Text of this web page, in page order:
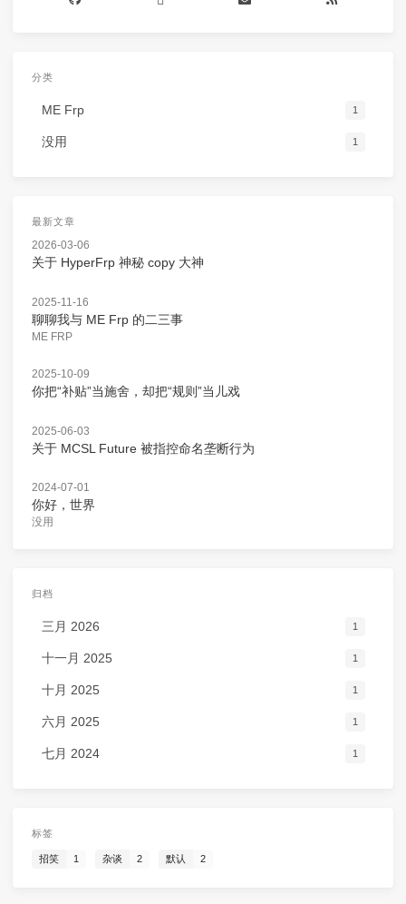
分类
ME Frp 1
没用 1
最新文章
2026-03-06
关于 HyperFrp 神秘 copy 大神
2025-11-16
聊聊我与 ME Frp 的二三事
ME FRP
2025-10-09
你把“补贴”当施舍，却把“规则”当儿戏
2025-06-03
关于 MCSL Future 被指控命名垄断行为
2024-07-01
你好，世界
没用
归档
三月 2026 1
十一月 2025 1
十月 2025 1
六月 2025 1
七月 2024 1
标签
招笑 1 杂谈 2 默认 2